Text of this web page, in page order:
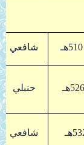
شافعي
حنبلي
شافعي